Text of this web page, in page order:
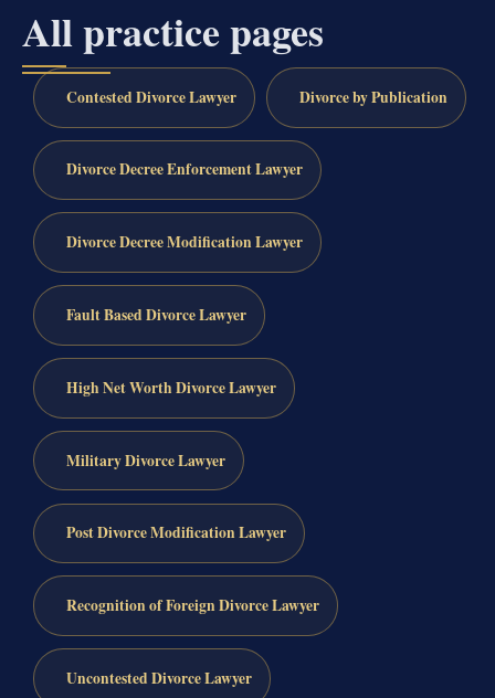
All practice pages
Contested Divorce Lawyer Divorce by Publication
Divorce Decree Enforcement Lawyer
Divorce Decree Modification Lawyer
Fault Based Divorce Lawyer
High Net Worth Divorce Lawyer
Military Divorce Lawyer
Post Divorce Modification Lawyer
Recognition of Foreign Divorce Lawyer
Uncontested Divorce Lawyer